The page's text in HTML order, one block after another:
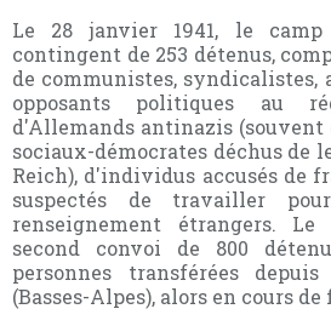
Le 28 janvier 1941, le
contingent de 253 détenus,
de communistes, syndicalistes,
opposants politiques au
d'Allemands antinazis (souvent
sociaux-démocrates déchus de
Reich), d'individus accusés de
suspectés de travailler
renseignement étrangers.
second convoi de 800
personnes transférées
(Basses-Alpes), alors en cours